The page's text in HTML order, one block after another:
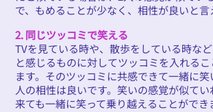
で、もめることが少なく、相性が良いと言
2. 同じツッコミで笑える
TVを見ている時や、散歩をしている時な
と感じるものに対してツッコミを入れる
ます。そのツッコミに共感できて一緒に
人の相性は良いです。笑いの感覚が似て
来ても一緒に笑って乗り越えることができ